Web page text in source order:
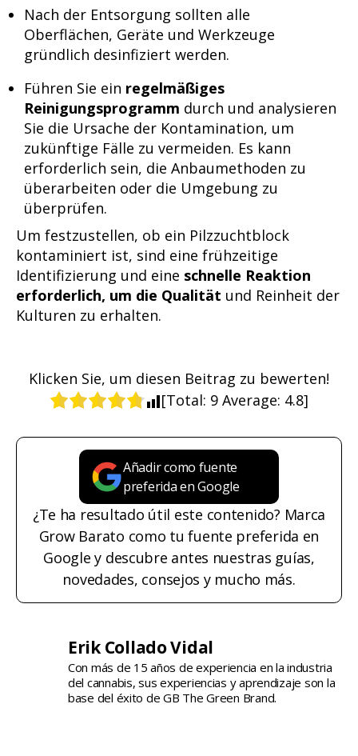
Nach der Entsorgung sollten alle
Oberflächen, Geräte und Werkzeuge
gründlich desinfiziert werden.
Führen Sie ein regelmäßiges
Reinigungsprogramm durch und analysieren
Sie die Ursache der Kontamination, um
zukünftige Fälle zu vermeiden. Es kann
erforderlich sein, die Anbaumethoden zu
überarbeiten oder die Umgebung zu
überprüfen.
Um festzustellen, ob ein Pilzzuchtblock
kontaminiert ist, sind eine frühzeitige
Identifizierung und eine schnelle Reaktion
erforderlich, um die Qualität und Reinheit der
Kulturen zu erhalten.
Klicken Sie, um diesen Beitrag zu bewerten!
[Total: 9 Average: 4.8]
Añadir como fuente
preferida en Google
¿Te ha resultado útil este contenido? Marca
Grow Barato como tu fuente preferida en
Google y descubre antes nuestras guías,
novedades, consejos y mucho más.
Erik Collado Vidal
Con más de 15 años de experiencia en la industria
del cannabis, sus experiencias y aprendizaje son la
base del éxito de GB The Green Brand.